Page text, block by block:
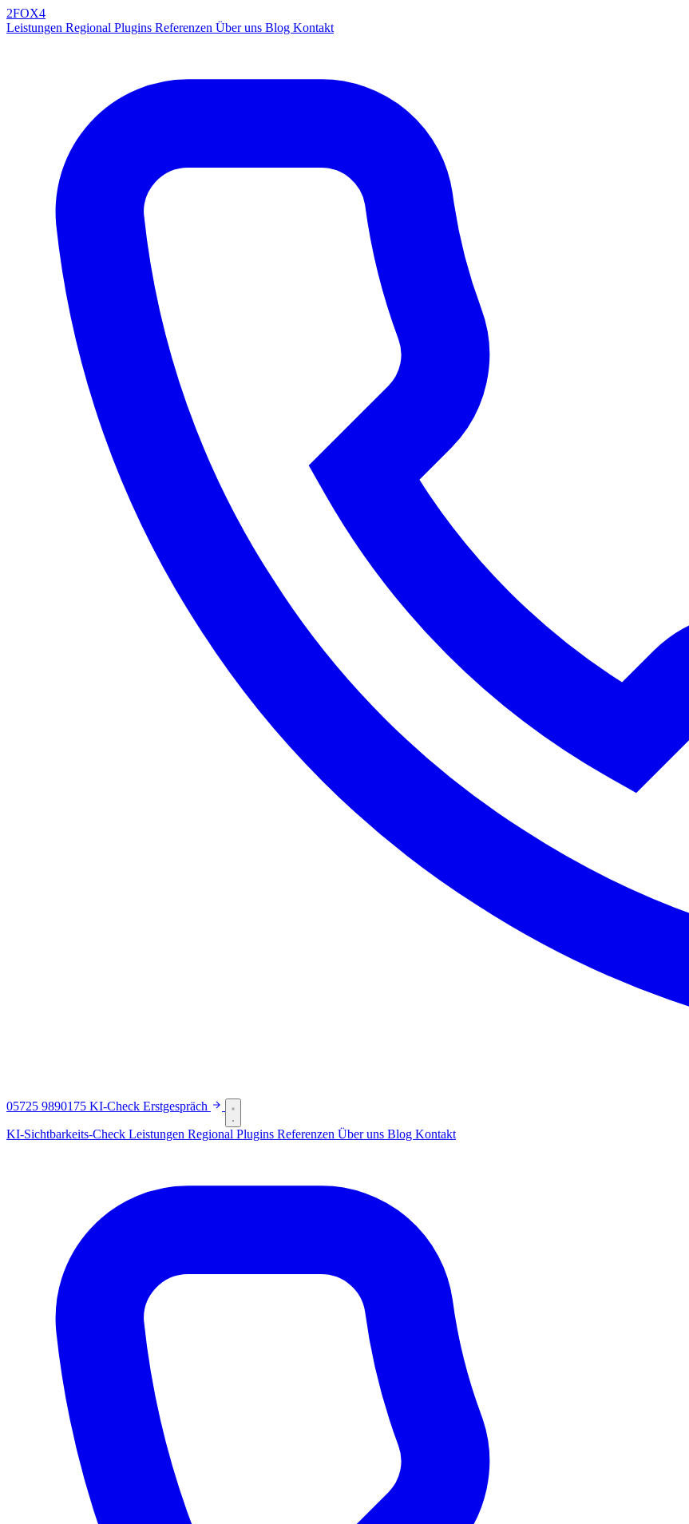
2FOX4
Leistungen Regional Plugins Referenzen Über uns Blog Kontakt
05725 9890175 KI-Check Erstgespräch
KI-Sichtbarkeits-Check Leistungen Regional Plugins Referenzen Über uns Blog Kontakt